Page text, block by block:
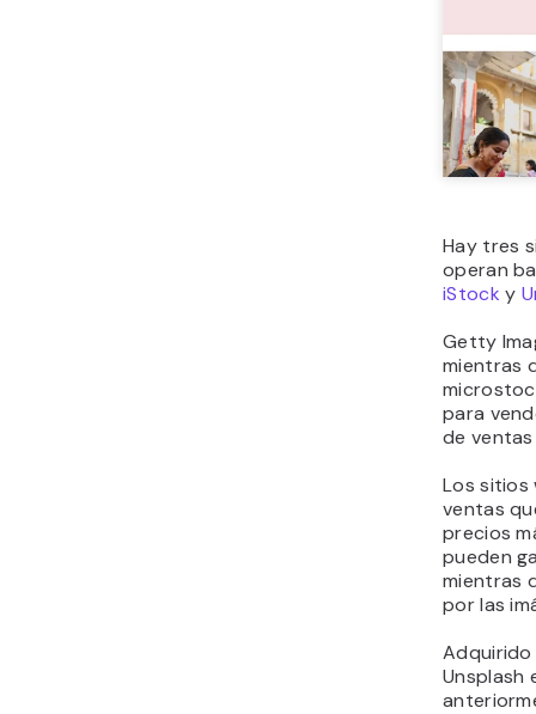
Hay tres
operan
iStock y
Getty
mientras
para
de
Los sitios
ventas
precios
pueden
mientras
por las
Adquirido
Unsplash